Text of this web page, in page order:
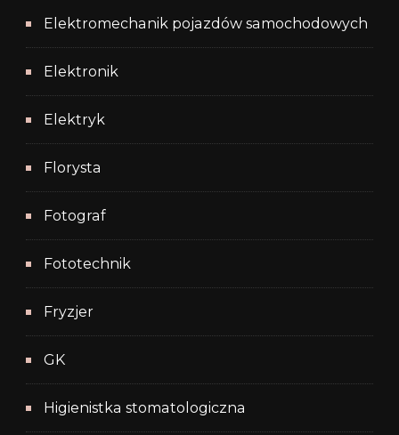
Elektromechanik pojazdów samochodowych
Elektronik
Elektryk
Florysta
Fotograf
Fototechnik
Fryzjer
GK
Higienistka stomatologiczna